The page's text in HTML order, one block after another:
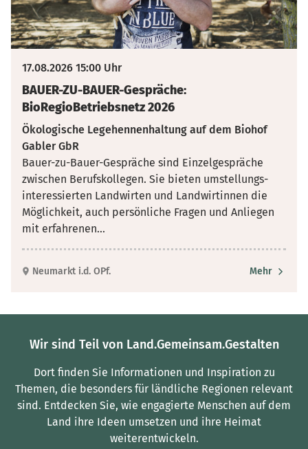
17.08.2026 15:00 Uhr
BAUER-ZU-BAUER-Gespräche:
BioRegioBetriebsnetz 2026
Ökologische Legehennenhaltung auf dem Biohof
Gabler GbR
Bauer-zu-Bauer-Gespräche sind Einzelgespräche
zwischen Berufskollegen. Sie bieten umstellungs­
interessierten Landwirten und Landwirtinnen die
Möglichkeit, auch persönliche Fragen und Anliegen
mit erfahrenen...
Neumarkt i.d. OPf. Mehr
Wir sind Teil von Land.Gemeinsam.Gestalten
Dort finden Sie Informationen und Inspiration zu
Themen, die besonders für ländliche Regionen relevant
sind. Entdecken Sie, wie engagierte Menschen auf dem
Land ihre Ideen umsetzen und ihre Heimat
weiterentwickeln.